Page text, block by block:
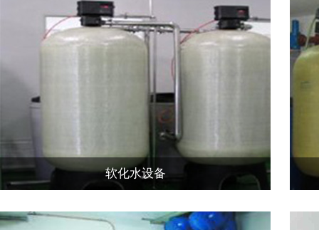
软化水设备